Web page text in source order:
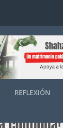
REFLEXIÓN